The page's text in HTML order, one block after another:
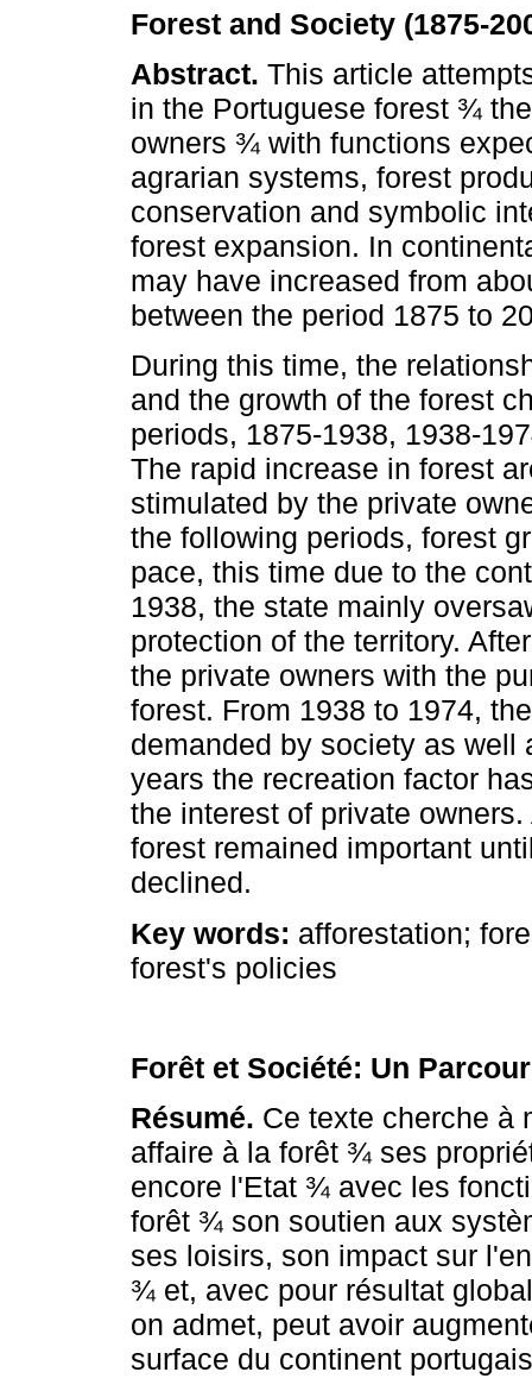
Forest and Society (1875-
Abstract. This article
in the Portuguese forest ¾
owners ¾ with functions
agrarian systems, forest
conservation and symbolic
forest expansion. In
may have increased from
between the period 1875 to
During this time, the
and the growth of the forest
periods, 1875-1938, 1938-
The rapid increase in forest
stimulated by the private
the following periods, forest
pace, this time due to the
1938, the state mainly
protection of the territory.
the private owners with the
forest. From 1938 to 1974,
demanded by society as well
years the recreation factor
the interest of private
forest remained important
declined.
Key words: afforestation;
forest's policies
Forêt et Société: Un
Résumé. Ce texte cherche à
affaire à la forêt ¾ ses
encore l'Etat ¾ avec les
forêt ¾ son soutien aux
ses loisirs, son impact sur
¾ et, avec pour résultat
on admet, peut avoir
surface du continent